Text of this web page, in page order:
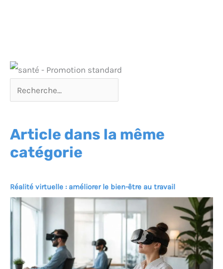
Article dans la même
catégorie
Réalité virtuelle : améliorer le bien-être au travail